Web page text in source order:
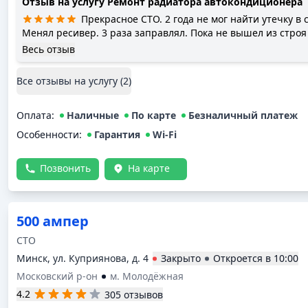
Прекрасное СТО. 2 года не мог найти утечку в
Менял ресивер. 3 раза заправлял. Пока не вышел из
производил на ТОPGRAF. В интернете нашёл рекламу, что по кондиционерам здесь
добрали до нормы. Решили проверить азотом. Отправили машину на
остановились. Проверили остальные соединения. Нашли
соединение патрубков. Заменили в нём резиновую
менеджер,который занимается подбором запчастей. В
предложил несколько вариантов новых радиаторов различных по цене. Предложили
оставить машину до ''завтра''. На завтра позвонили-
проверено. В расчётном листке указали за что я плачу.
Весь отзыв
Все отзывы на услугу (2)
Оплата: Наличные По карте
Безналичный платеж
Особенности:
Гарантия Wi-Fi
Позвонить На карте
500 ампер
СТО
Минск, ул. Куприянова, д. 4
Закрыто Откроется в 10:00
Московский р-он
м. Молодёжная
4.2
305 отзывов